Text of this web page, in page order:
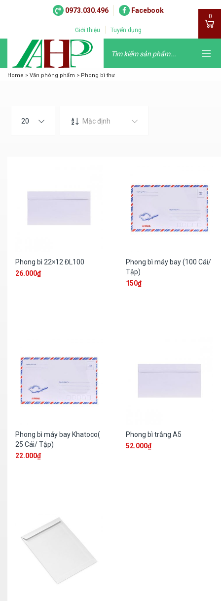
0973.030.496 Facebook
Giới thiệu Tuyển dụng
0
Home > Văn phòng phẩm > Phong bì thư
20 Mặc định
Phong bì 22×12 ĐL100
26.000₫
Phong bì máy bay (100 Cái/
Tập)
150₫
Phong bì máy bay Khatoco(
25 Cái/ Tập)
22.000₫
Phong bì trắng A5
52.000₫